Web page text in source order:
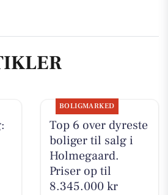
BOLIGMARKED
Top 6 over dyreste
boliger til salg i
Holmegaard.
Priser op til
8.345.000 kr